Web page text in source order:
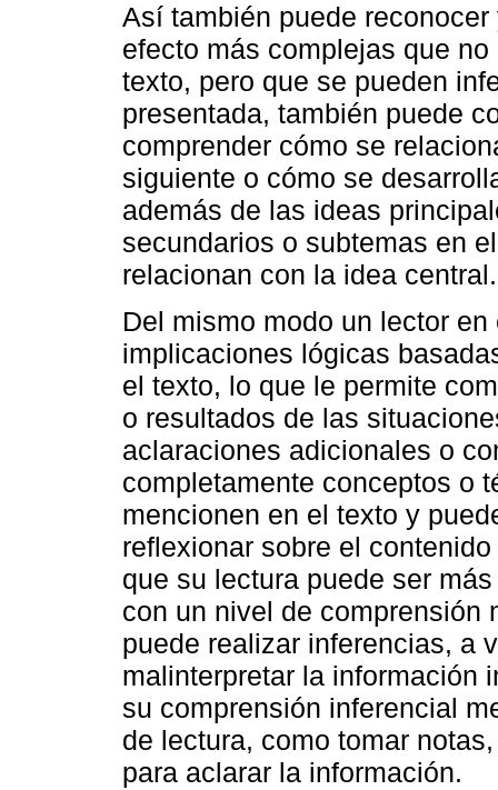
Así también puede
efecto más complejas que
texto, pero que se pueden
presentada, también puede
comprender cómo se
siguiente o cómo se
además de las ideas
secundarios o subtemas en
relacionan con la idea central.
Del mismo modo un lector
implicaciones lógicas
el texto, lo que le permite
o resultados de las
aclaraciones adicionales o
completamente conceptos o
mencionen en el texto y
reflexionar sobre el
que su lectura puede ser
con un nivel de comprensión
puede realizar inferencias, a
malinterpretar la información
su comprensión inferencial
de lectura, como tomar
para aclarar la información.